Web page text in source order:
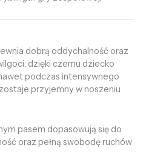
dobrą oddychalność oraz
dzięki czemu dziecko
podczas intensywnego
przyjemny w noszeniu
pasem dopasowują się do
oraz pełną swobodę ruchów